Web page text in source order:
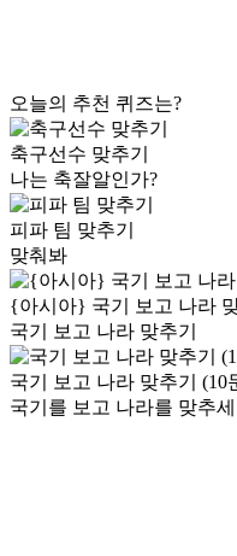
오늘의 추천 퀴즈는?
축구선수 맞추기
나는 축잘알인가?
피파 팀 맞추기
맞춰봐
{아시아} 국기 보고 나라
국기 보고 나라 맞추기
국기 보고 나라 맞추기 (10
국기를 보고 나라를 맞추